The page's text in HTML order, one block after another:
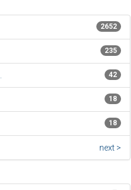
2652
235
42
18
18
next >